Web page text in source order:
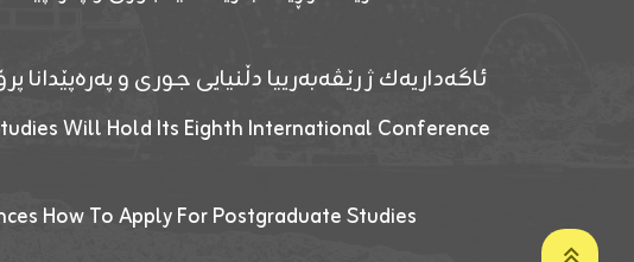
ئاگەداریەك ژ رێڤەبەرییا دڵنیایی جوری و پەرەپێدانا
Will Hold Its Eighth International Conference
How To Apply For Postgraduate Studies